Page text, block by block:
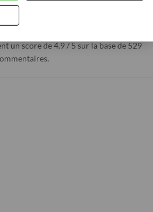
un score de 4.9 / 5 sur la base de 529
.